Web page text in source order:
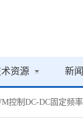
资源 新
控制DC-DC固定频